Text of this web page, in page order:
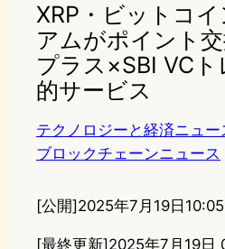
XRP・ビットコ
アムがポイント
プラス×SBI VC
的サービス
テクノロジーと経済ニュー
ブロックチェーンニュース
[公開]2025年7月19日10:05
[最終更新]2025年7月19日